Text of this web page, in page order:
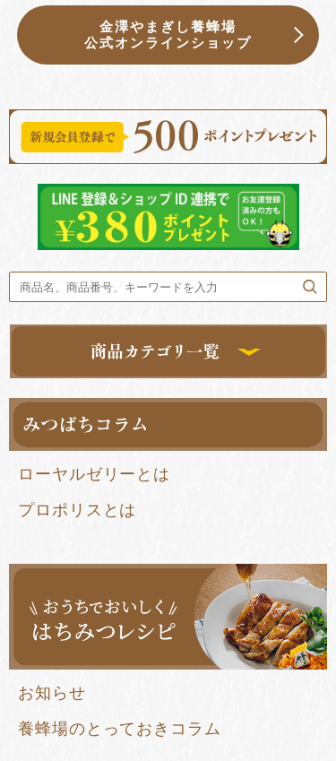
金澤やまぎし養蜂場
公式オンラインショップ
ローヤルゼリーとは
プロポリスとは
お知らせ
養蜂場のとっておきコラム